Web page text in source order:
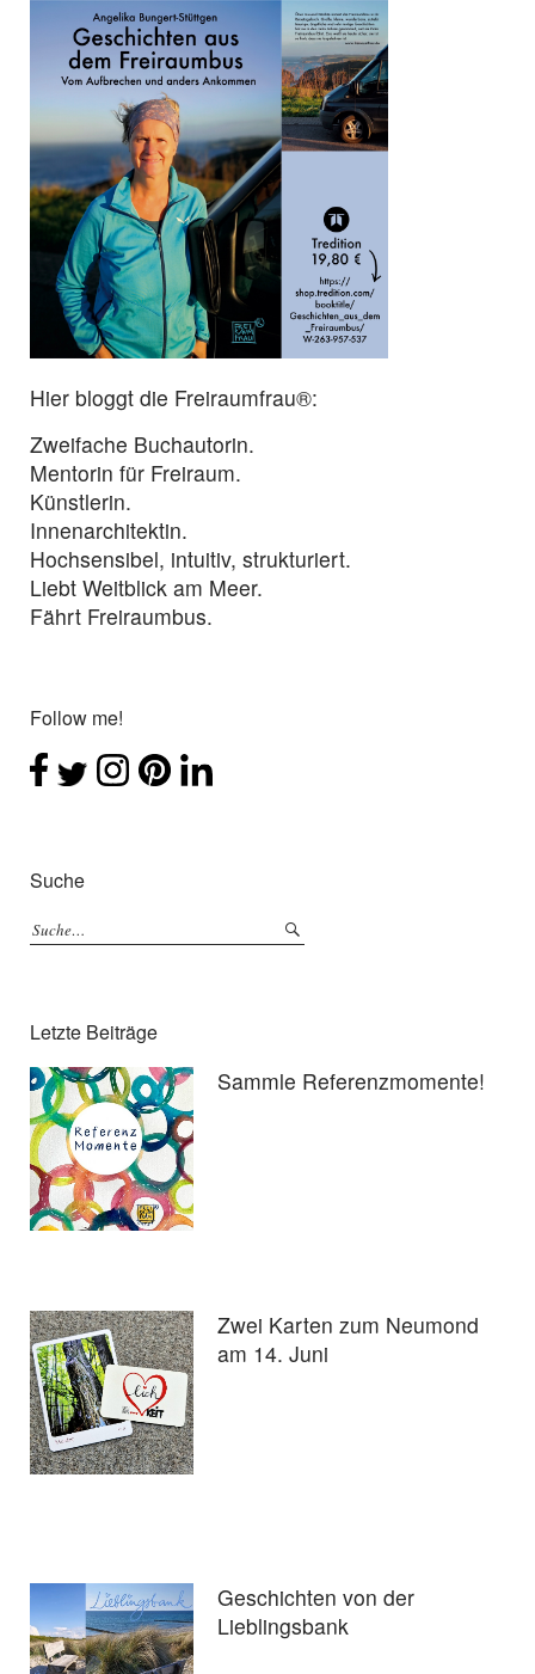
Hier bloggt die Freiraumfrau®:
Zweifache Buchautorin.
Mentorin für Freiraum.
Künstlerin.
Innenarchitektin.
Hochsensibel, intuitiv, strukturiert.
Liebt Weitblick am Meer.
Fährt Freiraumbus.
Follow me!
Suche
Letzte Beiträge
Sammle Referenzmomente!
Zwei Karten zum Neumond
am 14. Juni
Geschichten von der
Lieblingsbank